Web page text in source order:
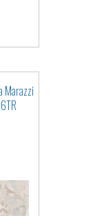
Marazzi